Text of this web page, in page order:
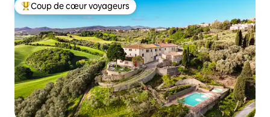
Coups de cœur voyageurs les plus appréciés
Coup de cœur voyageurs